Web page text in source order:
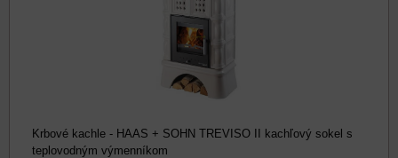
Krbové kachle - HAAS + SOHN TREVISO II kachľový sokel s
teplovodným výmenníkom